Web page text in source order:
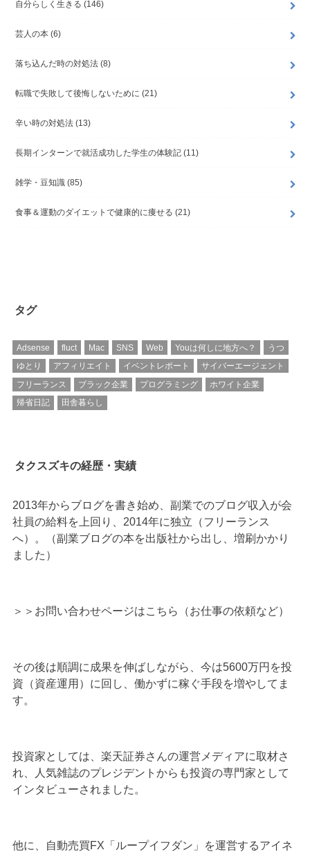
自分らしく生きる (146)
芸人の本 (6)
落ち込んだ時の対処法 (8)
転職で失敗して後悔しないために (21)
辛い時の対処法 (13)
長期インターンで就活成功した学生の体験記 (11)
雑学・豆知識 (85)
食事＆運動のダイエットで健康的に痩せる (21)
タグ
Adsense fluct Mac SNS Web Youは何しに地方へ？
うつ
ゆとり
アフィリエイト イベントレポート
サイバーエージェント
フリーランス
ブラック企業 プログラミング
ホワイト企業
帰省日記
田舎暮らし
タクスズキの経歴・実績
2013年からブログを書き始め、副業でのブログ収入が会
社員の給料を上回り、2014年に独立（フリーランス
へ）。（副業ブログの本を出版社から出し、増刷かかり
ました）
＞＞ お問い合わせページはこちら（お仕事の依頼など）
その後は順調に成果を伸ばしながら、今は5600万円を投
資（資産運用）に回し、働かずに稼ぐ手段を増やしてま
す。
投資家としては、楽天証券さんの運営メディアに取材さ
れ、人気雑誌のプレジデントからも投資の専門家として
インタビューされました。
他に、自動売買FX「ループイフダン」を運営するアイネ